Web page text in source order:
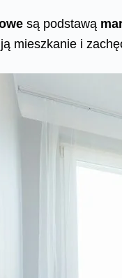
są podstawą
mieszkanie i